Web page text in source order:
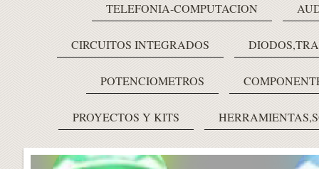
TELEFONIA-COMPUTACION
CIRCUITOS INTEGRADOS
POTENCIOMETROS
PROYECTOS Y KITS